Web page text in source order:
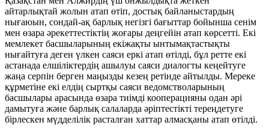
айтарлықтай жолын атап өтіп, достық байланыстардың
нығаюын, сондай-ақ барлық негізгі бағыттар бойынша сенім
мен өзара әрекеттестіктің жоғары деңгейін атап көрсетті. Екі
мемлекет басшыларының екіжақты ынтымақтастықты
нығайтуға деген үлкен саяси еркі атап өтілді, бұл ретте екі
астанада елшіліктердің ашылуы саяси диалогты кеңейтуге
жаңа серпін берген маңызды кезең ретінде айтылды. Мереке
құрметіне екі елдің сыртқы саяси ведомстволарының
басшылары арасында өзара тиімді кооперацияны одан әрі
дамытуға және барлық салаларда әріптестікті тереңдетуге
бірлескен мүдделілік расталған хаттар алмасқаны атап өтілді.